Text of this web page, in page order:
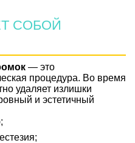
СОБОЙ
— это
процедура. Во время
удаляет излишки
и эстетичный